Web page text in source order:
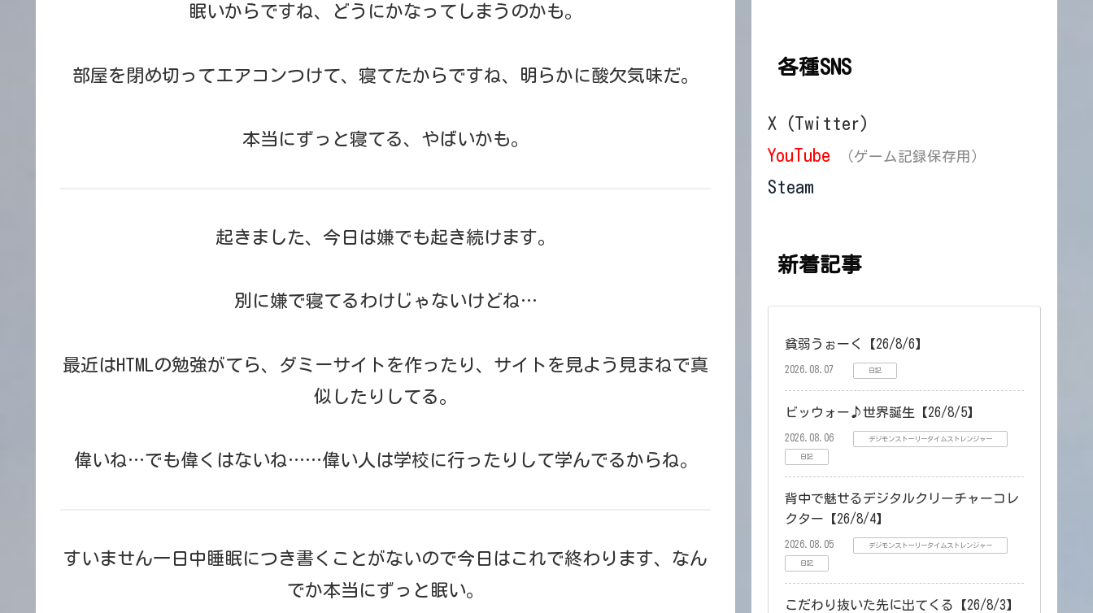
眠いからですね、どうにかなってしまうのかも。
部屋を閉め切ってエアコンつけて、寝てたからですね、明らかに酸欠気味だ。
本当にずっと寝てる、やばいかも。
起きました、今日は嫌でも起き続けます。
別に嫌で寝てるわけじゃないけどね…
最近はHTMLの勉強がてら、ダミーサイトを作ったり、サイトを見よう見まねで真
似したりしてる。
偉いね…でも偉くはないね……偉い人は学校に行ったりして学んでるからね。
すいません一日中睡眠につき書くことがないので今日はこれで終わります、なん
でか本当にずっと眠い。
各種SNS
X (Twitter)
YouTube
（ゲーム記録保存用）
Steam
新着記事
貧弱うぉーく【26/8/6】
2026.08.07 日記
ビッウォー♪世界誕生【26/8/5】
2026.08.06 デジモンストーリータイムストレンジャー
日記
背中で魅せるデジタルクリーチャーコレ
クター【26/8/4】
2026.08.05 デジモンストーリータイムストレンジャー
日記
こだわり抜いた先に出てくる【26/8/3】